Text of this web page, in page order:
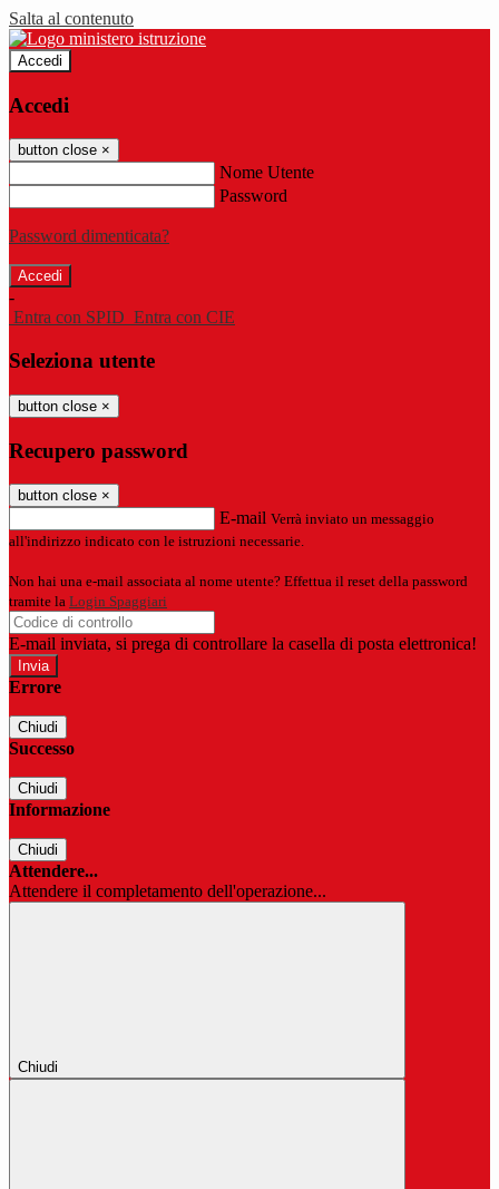
Salta al contenuto
Accedi
Accedi
button close ×
Nome Utente
Password
Password dimenticata?
-
Entra con SPID Entra con CIE
Seleziona utente
button close ×
Recupero password
button close ×
E-mail Verrà inviato un messaggio
all'indirizzo indicato con le istruzioni necessarie.
Non hai una e-mail associata al nome utente? Effettua il reset della password
tramite la Login Spaggiari
E-mail inviata, si prega di controllare la casella di posta elettronica!
Errore
Chiudi
Successo
Chiudi
Informazione
Chiudi
Attendere...
Attendere il completamento dell'operazione...
Chiudi